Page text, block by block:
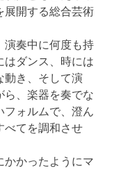
展開する総合芸術
奏中に何度も持
はダンス、時には
動き、そして演
ら、楽器を奏でな
フォルムで、澄ん
べてを調和させ
かったようにマ